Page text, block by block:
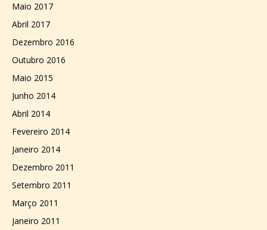
Maio 2017
Abril 2017
Dezembro 2016
Outubro 2016
Maio 2015
Junho 2014
Abril 2014
Fevereiro 2014
Janeiro 2014
Dezembro 2011
Setembro 2011
Março 2011
Janeiro 2011